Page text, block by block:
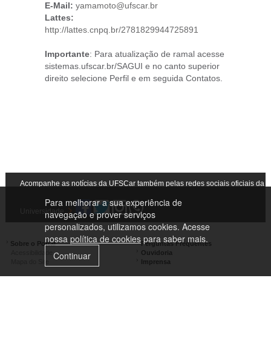
Para melhorar a sua experiência de
navegação e prover serviços
personalizados, utilizamos cookies. Acesse
nossa política de cookiespara saber mais.
Continuar
E-Mail: yamamoto@ufscar.br
Lattes:
http://lattes.cnpq.br/2781829944725891
Importante: Para atualização de ramal acesse
sistemas.ufscar.br/SAGUI e no canto superior
direito selecione Perfil e em seguida Contatos.
Acompanhe as notícias da UFSCar também pelas redes sociais oficiais da
Universidade
Sobre o Portal
Perguntas Frequentes
Ouvidoria
Imprensa